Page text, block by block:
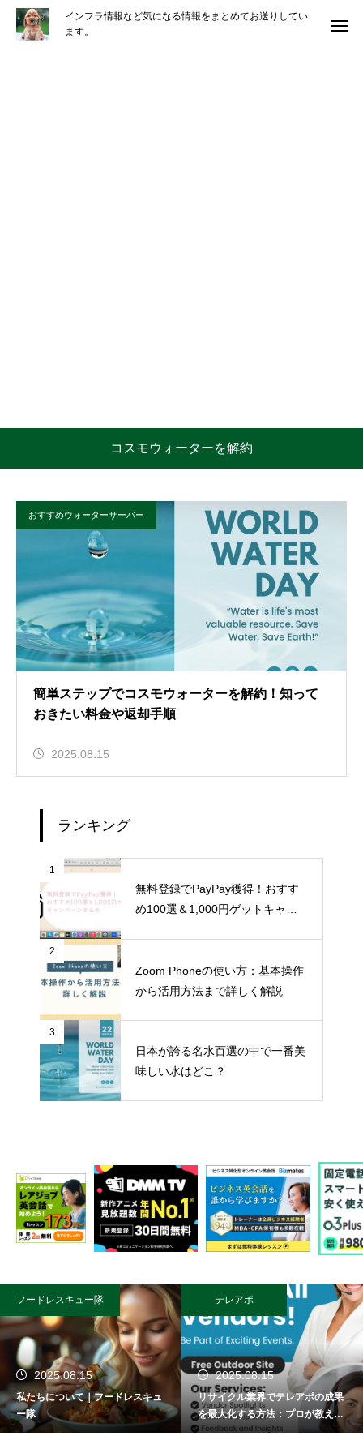
インフラ情報など気になる情報をまとめてお送りしてい
ます。
コスモウォーターを解約
おすすめウォーターサーバー
簡単ステップでコスモウォーターを解約！知って
おきたい料金や返却手順
2025.08.15
ランキング
1
無料登録でPayPay獲得！おすす
め100選＆1,000円ゲットキャン
2
Zoom Phoneの使い方：基本操作
から活用方法まで詳しく解説
3
日本が誇る名水百選の中で一番美
味しい水はどこ？
フードレスキュー隊
2025.08.15
私たちについて｜フードレスキュ
ー隊
テレアポ
2025.08.15
リサイクル業界でテレアポの成果
を最大化する方法：プロが教える
成功術